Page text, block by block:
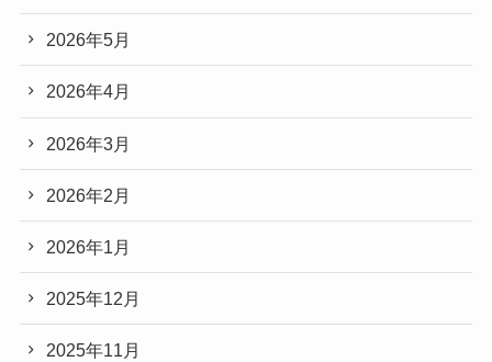
2026年5月
2026年4月
2026年3月
2026年2月
2026年1月
2025年12月
2025年11月